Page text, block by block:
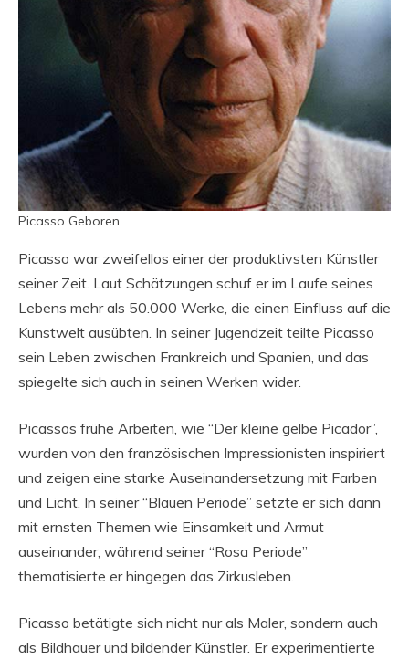
Picasso Geboren
Picasso war zweifellos einer der produktivsten Künstler
seiner Zeit. Laut Schätzungen schuf er im Laufe seines
Lebens mehr als 50.000 Werke, die einen Einfluss auf die
Kunstwelt ausübten. In seiner Jugendzeit teilte Picasso
sein Leben zwischen Frankreich und Spanien, und das
spiegelte sich auch in seinen Werken wider.
Picassos frühe Arbeiten, wie “Der kleine gelbe Picador”,
wurden von den französischen Impressionisten inspiriert
und zeigen eine starke Auseinandersetzung mit Farben
und Licht. In seiner “Blauen Periode” setzte er sich dann
mit ernsten Themen wie Einsamkeit und Armut
auseinander, während seiner “Rosa Periode”
thematisierte er hingegen das Zirkusleben.
Picasso betätigte sich nicht nur als Maler, sondern auch
als Bildhauer und bildender Künstler. Er experimentierte